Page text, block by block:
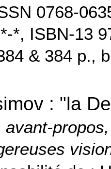
0768-
*, ISBN-13
& 384 p.,
: "la
avant-